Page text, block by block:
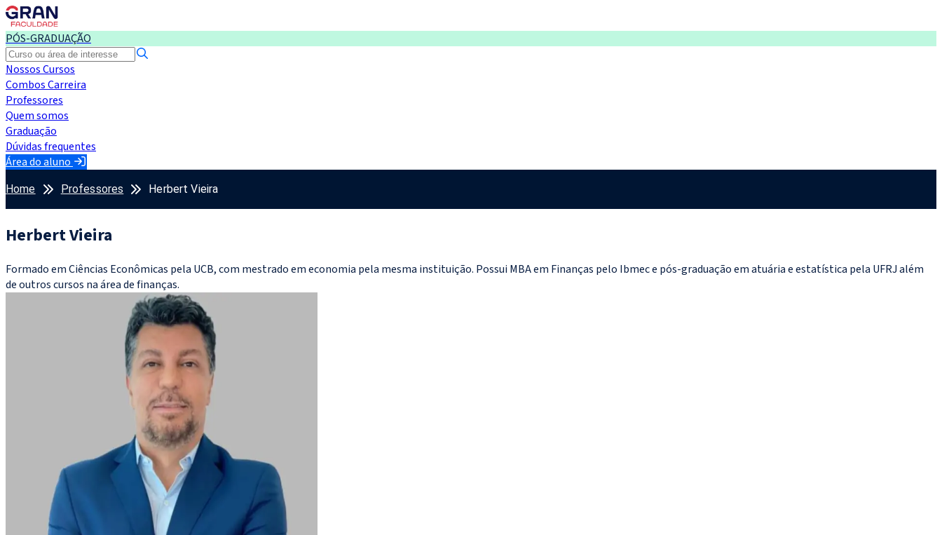
PÓS-GRADUAÇÃO
Nossos Cursos
Combos Carreira
Professores
Quem somos
Graduação
Dúvidas frequentes
Área do aluno
Home Professores Herbert Vieira
Herbert Vieira
Formado em Ciências Econômicas pela UCB, com mestrado em economia pela mesma instituição. Possui MBA em Finanças pelo Ibmec e pós-graduação em atuária e estatística pela UFRJ além
de outros cursos na área de finanças.